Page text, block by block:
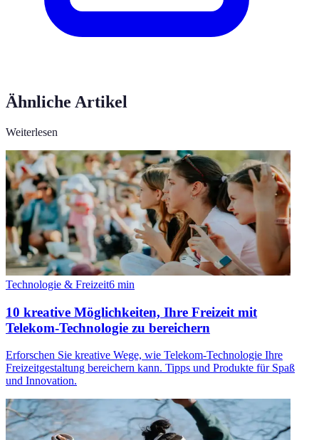
Ähnliche Artikel
Weiterlesen
Technologie & Freizeit6 min
10 kreative Möglichkeiten, Ihre Freizeit mit
Telekom-Technologie zu bereichern
Erforschen Sie kreative Wege, wie Telekom-Technologie Ihre
Freizeitgestaltung bereichern kann. Tipps und Produkte für Spaß
und Innovation.